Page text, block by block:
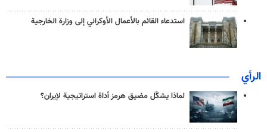
استدعاء القائم بالأعمال الأوكراني إلى وزارة الخارجية
الرأي
لماذا يشكّل مضيق هرمز أداة استراتيجية لإيران؟